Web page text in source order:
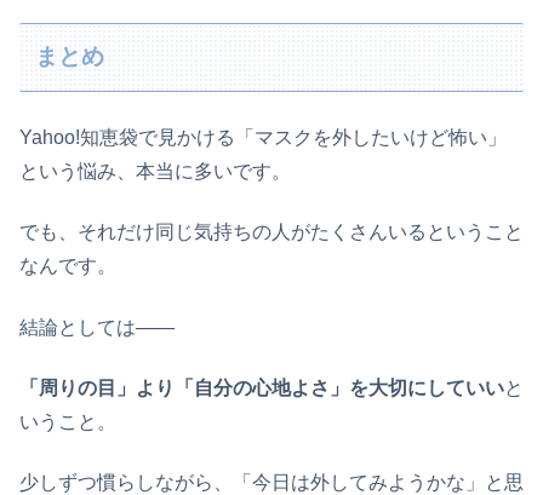
まとめ
Yahoo!知恵袋で見かける「マスクを外したいけど怖い」
という悩み、本当に多いです。
でも、それだけ同じ気持ちの人がたくさんいるということ
なんです。
結論としては――
「周りの目」より「自分の心地よさ」を大切にしていいと
いうこと。
少しずつ慣らしながら、「今日は外してみようかな」と思